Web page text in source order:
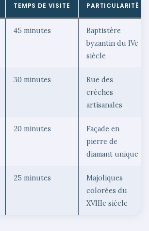
TEMPS DE VISITE PARTICULARITÉ
45 minutes
Baptistère
byzantin du IVe
siècle
30 minutes
Rue des
crèches
artisanales
20 minutes
Façade en
pierre de
diamant unique
25 minutes
Majoliques
colorées du
XVIIIe siècle